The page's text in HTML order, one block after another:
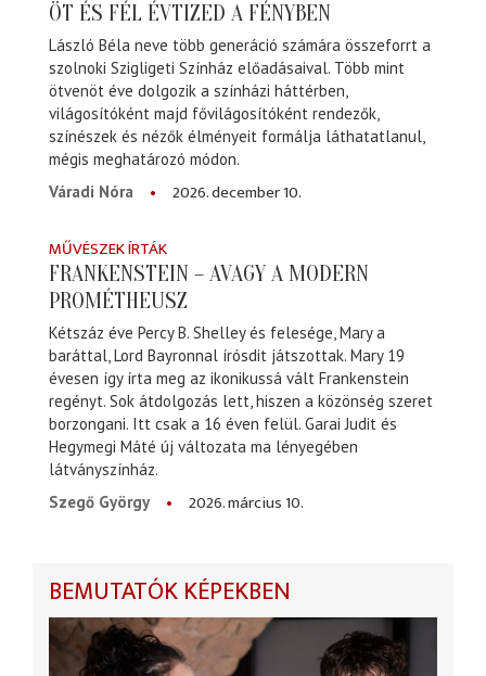
ÖT ÉS FÉL ÉVTIZED A FÉNYBEN
László Béla neve több generáció számára összeforrt a
szolnoki Szigligeti Színház előadásaival. Több mint
ötvenöt éve dolgozik a színházi háttérben,
világosítóként majd fővilágosítóként rendezők,
színészek és nézők élményeit formálja láthatatlanul,
mégis meghatározó módon.
Váradi Nóra
2026. december 10.
MŰVÉSZEK ÍRTÁK
FRANKENSTEIN – AVAGY A MODERN
PROMÉTHEUSZ
Kétszáz éve Percy B. Shelley és felesége, Mary a
baráttal, Lord Bayronnal írósdit játszottak. Mary 19
évesen így írta meg az ikonikussá vált Frankenstein
regényt. Sok átdolgozás lett, hiszen a közönség szeret
borzongani. Itt csak a 16 éven felül. Garai Judit és
Hegymegi Máté új változata ma lényegében
látványszínház.
Szegő György
2026. március 10.
BEMUTATÓK KÉPEKBEN